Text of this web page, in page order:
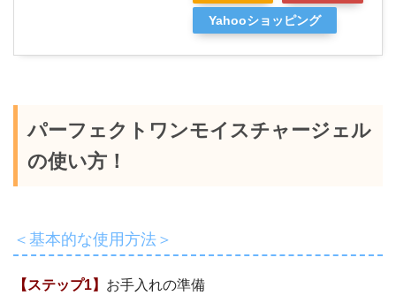
Yahooショッピング
パーフェクトワンモイスチャージェル
の使い方！
＜基本的な使用方法＞
【ステップ1】 お手入れの準備